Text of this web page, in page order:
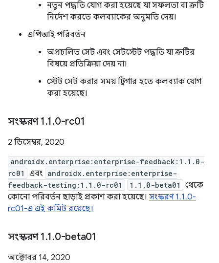
নতুন পদ্ধতি যোগ করা হয়েছে যা সফলতা বা ত্রুটি
নির্দেশ করতে কলব্যাকের অনুমতি দেয়।
এপিআই পরিবর্তন
অপ্রচলিত সেট এবং সেটস্টেট পদ্ধতি যা ত্রুটির
বিষয়ে প্রতিক্রিয়া দেয় না।
স্টেট সেট করার সময় ট্রিগার হতে কলব্যাক যোগ
করা হয়েছে।
সংস্করণ 1.1.0-rc01
2 ডিসেম্বর, 2020
androidx.enterprise:enterprise-feedback:1.1.0-
rc01
এবং androidx.enterprise:enterprise-
feedback-testing:1.1.0-rc01
1.1.0-beta01
থেকে
কোনো পরিবর্তন ছাড়াই প্রকাশ করা হয়েছে। সংস্করণ 1.1.0-
rc01-এ এই কমিট রয়েছে।
সংস্করণ 1.1.0-beta01
অক্টোবর 14, 2020